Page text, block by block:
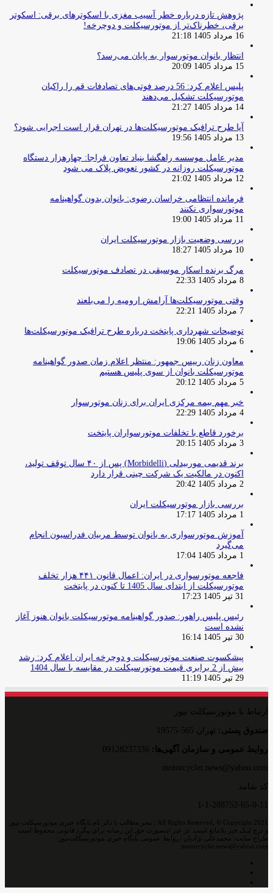
پژوهش تازه درباره خطر آسیب مغزی با اسکوترهای برقی: اسکوتر
برقی، خطرناک‌تر از موتورسیکلت و دوچرخه!
16 مرداد 1405 21:18
انتظار بانوان موتورسوار به پایان می‌رسد؟
15 مرداد 1405 20:09
پلیس اعلام کرد: 56 درصد فوتی‌های تصادفات قم را راکبان
موتورسیکلت تشکیل می‌دهند
14 مرداد 1405 21:27
آیا طرح ترافیک موتورسیکلت‌ها در تهران قرار است اجرایی شود؟
13 مرداد 1405 19:56
مدیر عامل موسسه راهگشا بنیاد تعاون فراجا: چهارهزار دستگاه
موتورسیکلت روزانه در کشور تعویض پلاک می شود
12 مرداد 1405 21:02
فرمانده انتظامی خراسان رضوی: بانوان بدون گواهینامه
موتورسواری نکنند
11 مرداد 1405 19:00
بررسی وضعیت بازار موتورسیکلت ایران
10 مرداد 1405 18:27
مرگ برنده اسکار موسیقی در تصادف موتورسیکلت
8 مرداد 1405 22:33
وقتی موتورسیکلت‌ها آرامش ارومیه را می‌بلعند
7 مرداد 1405 22:21
توضیحات شهرداری پایتخت درباره طرح ترافیک موتورسیکلت‌ها
6 مرداد 1405 19:06
معاون زنان رییس جمهور: منتظر اعلام زمان صدور گواهینامه
موتورسیکلت بانوان از سوی پلیس هستیم
5 مرداد 1405 20:12
خبر مهم بیمه مرکزی ایران برای زنان موتورسوار
4 مرداد 1405 22:29
برخورد قاطع با تخلفات موتورسواران پایتخت
3 مرداد 1405 20:15
برند قدیمی موربیدلی (Morbidelli) پس از ۴۰ سال توقف تولید،
اکنون در مالکیت یک شرکت چینی قرار دارد
2 مرداد 1405 20:42
بررسی بازار موتورسیکلت ایران
1 مرداد 1405 17:17
آموزش موتورسواری به بانوان توسط مربیان فدراسیون انجام
می‌گیرد
1 مرداد 1405 17:04
فاجعه موتورسواری در ایران: اعمال قانون ۴۴۱ هزار تخلف
موتورسیکلت از ابتدای سال 1405 تا کنون در پایتخت
31 تیر 1405 17:23
رئیس پلیس راهور: صدور گواهینامه موتورسیکلت بانوان هنوز آغاز
نشده است
30 تیر 1405 16:14
پیشکسوت صنعت موتورسیکلت و دوچرخه ایران اعلام کرد: رشد
بیش از 2 برابری قیمت موتورسیکلت در مقایسه با سال 1404
29 تیر 1405 11:19
ارتباط با موتورسیکلت نیوز
صندوق پستی: تهران 565-19575
روایط عمومی و سازمان آگهی‌ها:
motorcyclet.news@yahoo.com
کد شامد
1-1-288752-65-0-11
All Rights Reserved, © Copyright 2021 | نشر مطالب با ذکر نام پایگاه خبری موتورسیکلت نیوز
و درج لینک خبر بلامانع است. در غیر اینصورت حق این رسانه برای پیگرد قانونی محفوظ است
طراح سایت: محمدعلی نژادیان | روابط عمومی پایگاه خبری موتورسیکلت‌نیوز:
motorcyclet.news@yahoo.com